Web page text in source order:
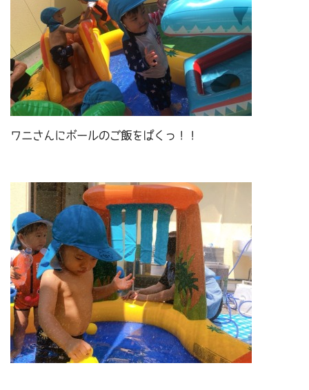
ワニさんにボールのご飯をぱくっ！！